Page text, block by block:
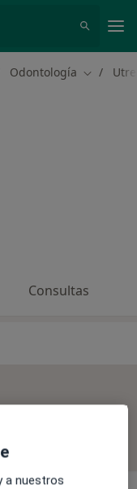
Odontología Cambiar
Consultas
a nuestros